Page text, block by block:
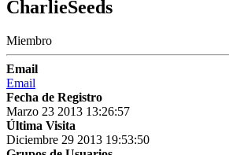
CharlieSeeds
Miembro
Email
Email
Fecha de Registro
Marzo 23 2013 13:26:57
Última Visita
Diciembre 29 2013 19:53:50